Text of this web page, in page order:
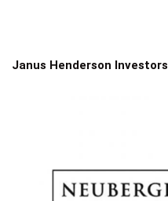
Janus Henderson Investors